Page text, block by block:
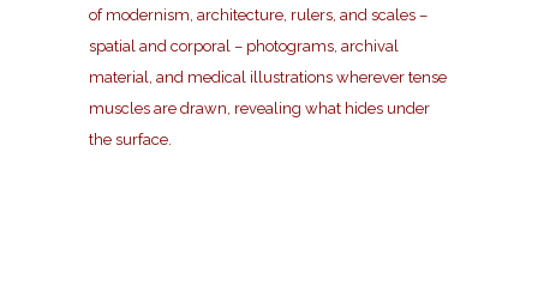
of modernism, architecture, rulers, and scales –
spatial and corporal – photograms, archival
material, and medical illustrations wherever tense
muscles are drawn, revealing what hides under
the surface.